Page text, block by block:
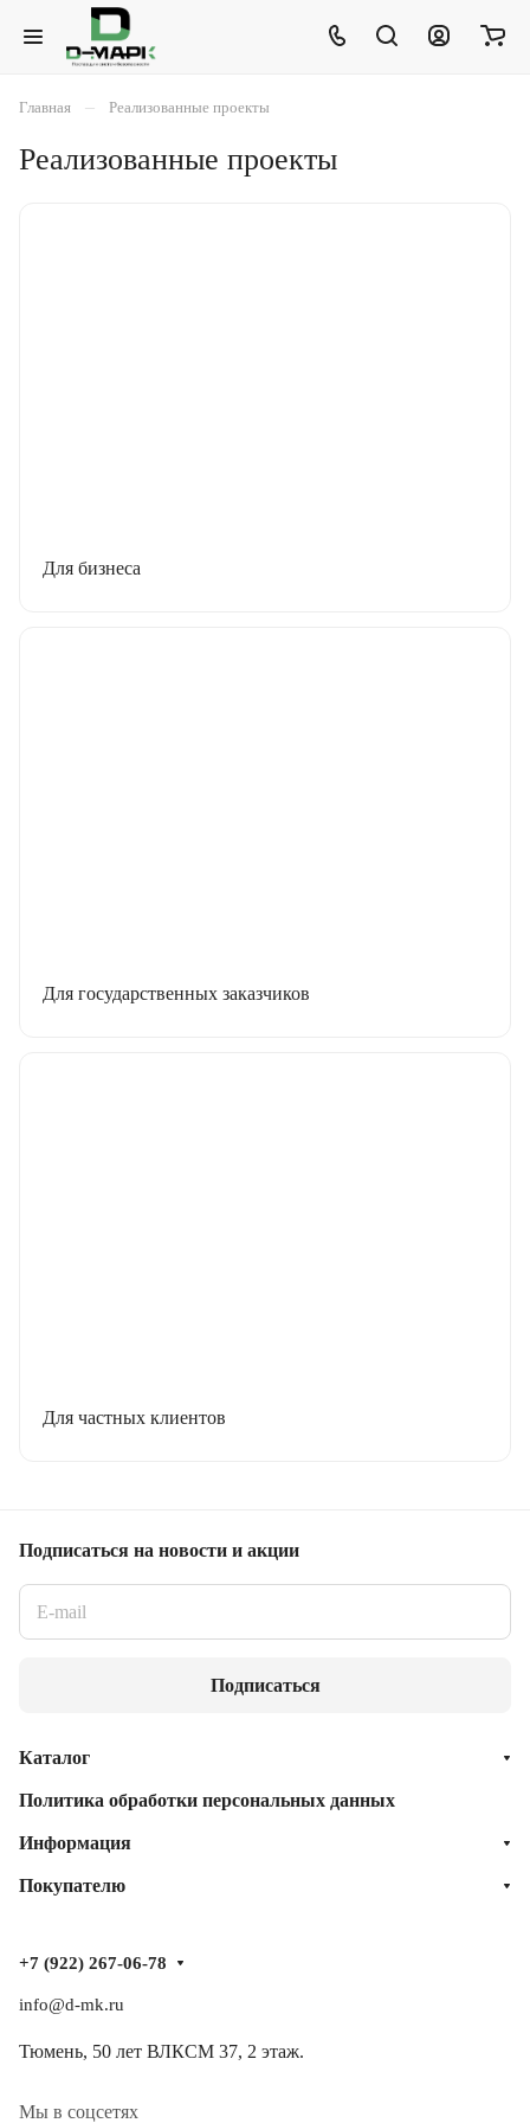
Главная – Реализованные проекты
Реализованные проекты
Для бизнеса
Для государственных заказчиков
Для частных клиентов
Подписаться на новости и акции
Подписаться
Каталог
Политика обработки персональных данных
Информация
Покупателю
+7 (922) 267-06-78
info@d-mk.ru
Тюмень, ​50 лет ВЛКСМ 37​, 2 этаж.
Мы в соцсетях